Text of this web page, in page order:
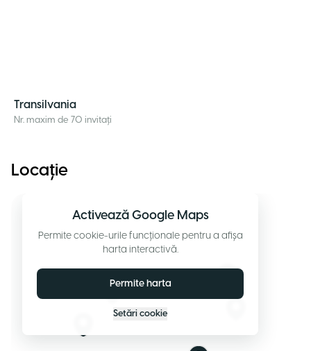
Transilvania
Nr. maxim de 70 invitați
Locație
Activează Google Maps
Permite cookie-urile funcționale pentru a afișa
harta interactivă.
Permite harta
Setări cookie